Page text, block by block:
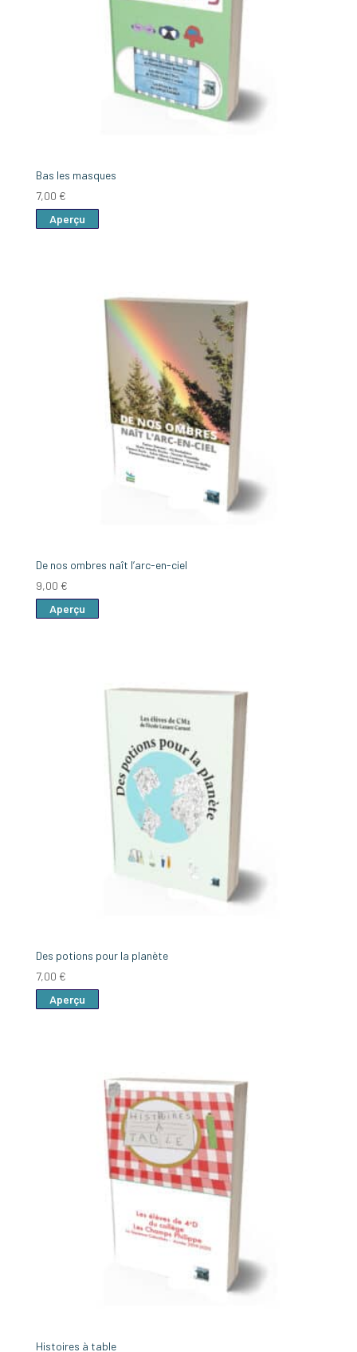
Bas les masques
7,00 €
Aperçu
De nos ombres naît l’arc-en-ciel
9,00 €
Aperçu
Des potions pour la planète
7,00 €
Aperçu
Histoires à table